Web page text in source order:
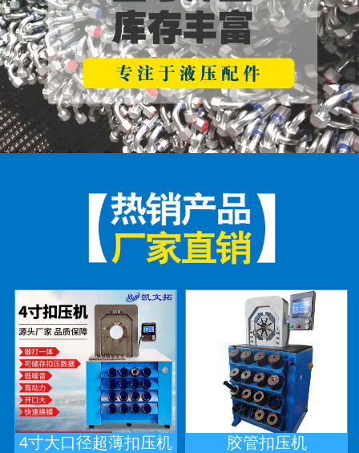
4寸大口径超薄扣压机 胶管扣压机